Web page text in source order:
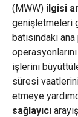
(MWW) ilgisi
genişletmeleri
batısındaki
işlerini
süresi
etmeye
sağlayıcı